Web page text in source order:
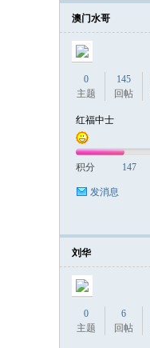
澳门水哥
0
主题
145
回帖
红福中士
积分 147
发消息
刘华
0
主题
6
回帖